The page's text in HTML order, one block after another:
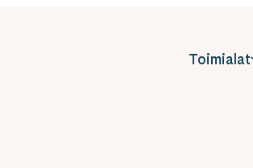
Toimialat